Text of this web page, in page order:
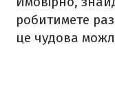
робитимете
це чудова